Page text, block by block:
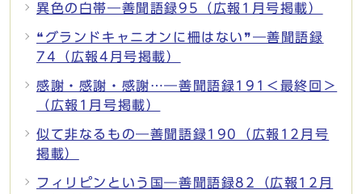
異色の白帯―善聞語録95（広報1月号掲載）
❝グランドキャニオンに柵はない❞―善聞語録
74（広報4月号掲載）
感謝・感謝・感謝…―善聞語録191＜最終回＞
（広報1月号掲載）
似て非なるもの―善聞語録190（広報12月号
掲載）
フィリピンという国―善聞語録82（広報12月